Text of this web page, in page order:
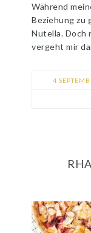
Während
Beziehung
Nutella. Doch
vergeht mir
4